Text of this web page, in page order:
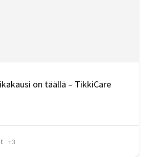
on täällä – TikkiCare
+3